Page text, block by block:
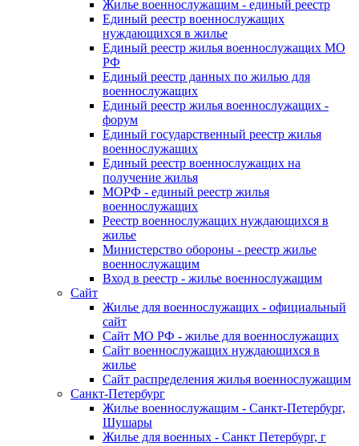
Жилье военнослужащим - единый реестр
Единый реестр военнослужащих
нуждающихся в жилье
Единый реестр жилья военнослужащих МО
РФ
Единый реестр данных по жилью для
военнослужащих
Единый реестр жилья военнослужащих -
форум
Единый государственный реестр жилья
военнослужащих
Единый реестр военнослужащих на
получение жилья
МОРФ - единый реестр жилья
военнослужащих
Реестр военнослужащих нуждающихся в
жилье
Министерство обороны - реестр жилье
военнослужащим
Вход в реестр - жилье военнослужащим
Сайт
Жилье для военнослужащих - официальный
сайт
Сайт МО РФ - жилье для военнослужащих
Сайт военнослужащих нуждающихся в
жилье
Сайт распределения жилья военнослужащим
Санкт-Петербург
Жилье военнослужащим - Санкт-Петербург,
Шушары
Жилье для военных - Санкт Петербург, г